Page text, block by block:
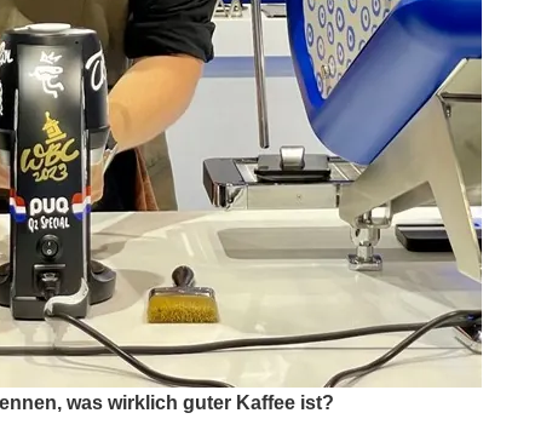
was wirklich guter Kaffee ist?